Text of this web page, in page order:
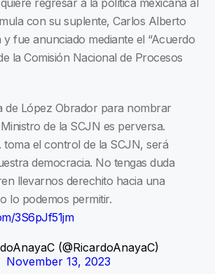
con su suplente, Carlos Alberto
y fue anunciado mediante el “Acuerdo
la Comisión Nacional de Procesos
de López Obrador para nombrar
de la SCJN es perversa.
toma el control de la SCJN, será
democracia. No tengas duda
llevarnos derechito hacia una
lo podemos permitir.
3S6pJf51jm
(@RicardoAnayaC)
November 13, 2023